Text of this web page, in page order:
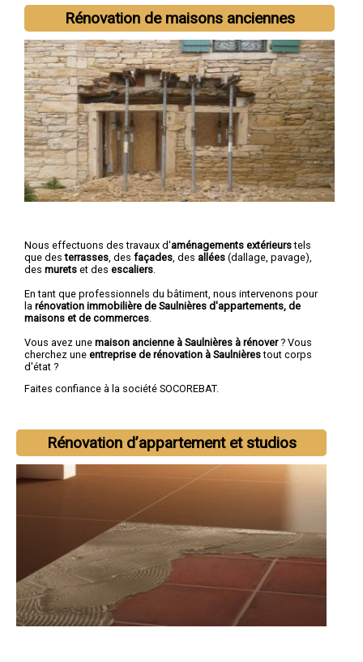
Rénovation de maisons anciennes
Nous effectuons des travaux d'aménagements extérieurstels
que desterrasses , des façades , des allées (dallage, pavage),
des murets et des escaliers
En tant que professionnels du bâtiment, nous intervenons pour
la rénovation immobilière de Saulnières d'appartements, de
maisons et de commerces
Vous avez une maison ancienne à Saulnières à rénover? Vous
cherchez une entreprise de rénovation à Saulnièrestout corps
d'état ?
Faites confiance à la société SOCOREBAT.
Rénovation d’appartement et studios